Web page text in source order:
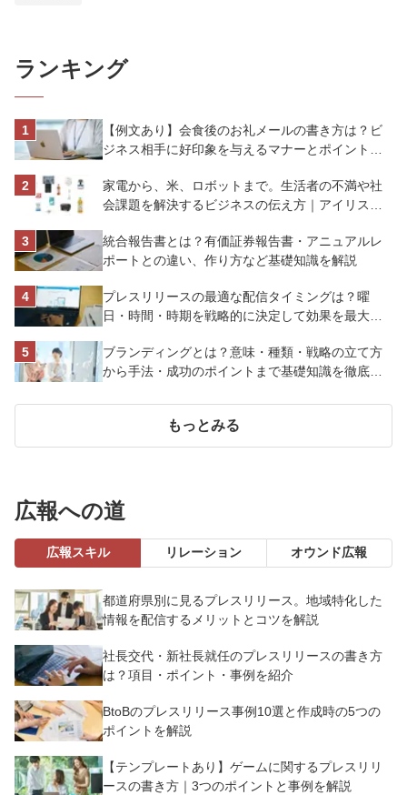
ランキング
【例文あり】会食後のお礼メールの書き方は？ビ
ジネス相手に好印象を与えるマナーとポイントを
家電から、米、ロボットまで。生活者の不満や社
会課題を解決するビジネスの伝え方｜アイリスオ
統合報告書とは？有価証券報告書・アニュアルレ
ポートとの違い、作り方など基礎知識を解説
プレスリリースの最適な配信タイミングは？曜
日・時間・時期を戦略的に決定して効果を最大化
ブランディングとは？意味・種類・戦略の立て方
から手法・成功のポイントまで基礎知識を徹底解
もっとみる
広報への道
広報スキル リレーション オウンド広報
都道府県別に見るプレスリリース。地域特化した
情報を配信するメリットとコツを解説
社長交代・新社長就任のプレスリリースの書き方
は？項目・ポイント・事例を紹介
BtoBのプレスリリース事例10選と作成時の5つの
ポイントを解説
【テンプレートあり】ゲームに関するプレスリリ
ースの書き方｜3つのポイントと事例を解説